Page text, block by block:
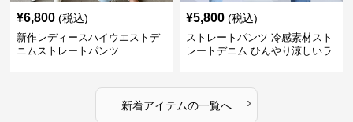
¥6,800 (税込)
新作レディースハイウエストデ
ニムストレートパンツ
¥5,800 (税込)
ストレートパンツ 冷感素材スト
レートデニム ひんやり涼しいラ
新着アイテムの一覧へ ›